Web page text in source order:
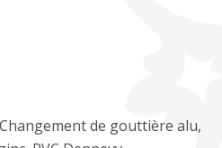
Changement de gouttière alu,